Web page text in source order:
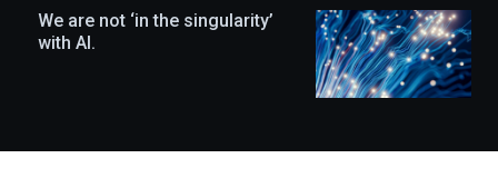
We are not ‘in the singularity’
with AI.